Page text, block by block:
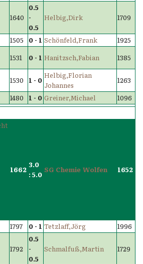
1640
0.5
-
0.5
Helbig,Dirk 1709
1505 0 - 1 Schönfeld,Frank
1925
1531 0 - 1 Hanitzsch,Fabian 1385
1530 1 - 0
Helbig,Florian
Johannes
1263
1480 1 - 0 Greiner,Michael 1096
1662
3.0
: 5.0
SG Chemie Wolfen 1652
1797 0 - 1 Tetzlaff,Jörg 1996
1792
0.5
-
0.5
Schmalfuß,Martin 1729